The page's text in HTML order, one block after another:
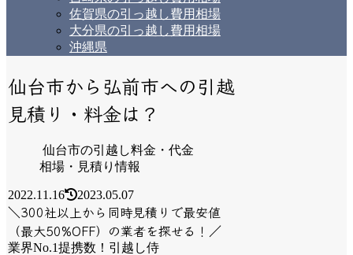
佐賀県の引っ越し費用相場
大分県の引っ越し費用相場
沖縄県
仙台市から弘前市への引越
見積り・料金は？
仙台市の引越し料金・代金
相場・見積り情報
2022.11.16 2023.05.07
＼300社以上から同時見積りで最安値
（最大50%OFF）の業者を探せる！／
業界No.1提携数！引越し侍